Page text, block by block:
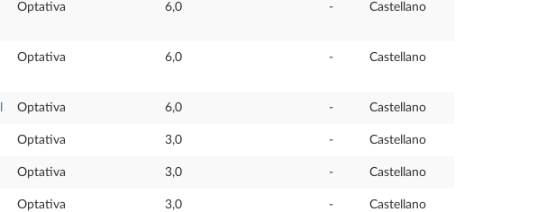
Optativa 6,0 - Castellano
Optativa 6,0 - Castellano
Optativa 6,0 - Castellano
Optativa 3,0 - Castellano
Optativa 3,0 - Castellano
Optativa 3,0 - Castellano